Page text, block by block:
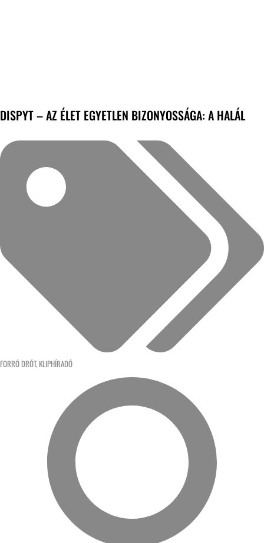
DISPYT – AZ ÉLET EGYETLEN BIZONYOSSÁGA: A HALÁL
FORRÓ DRÓT, KLIPHÍRADÓ